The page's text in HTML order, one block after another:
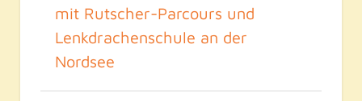
mit Rutscher-Parcours und
Lenkdrachenschule an der
Nordsee